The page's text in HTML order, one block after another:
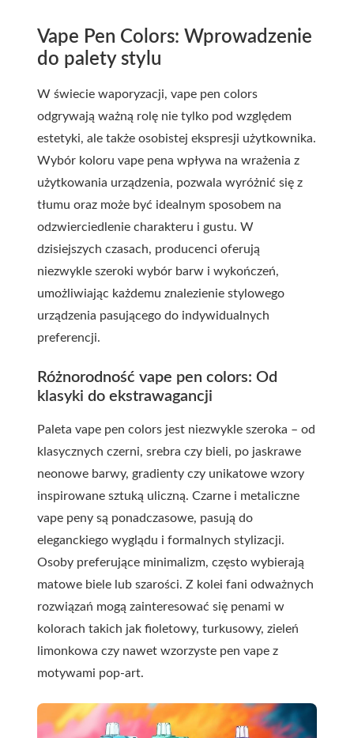
Vape Pen Colors: Wprowadzenie
do palety stylu
W świecie waporyzacji, vape pen colors
odgrywają ważną rolę nie tylko pod względem
estetyki, ale także osobistej ekspresji użytkownika.
Wybór koloru vape pena wpływa na wrażenia z
użytkowania urządzenia, pozwala wyróżnić się z
tłumu oraz może być idealnym sposobem na
odzwierciedlenie charakteru i gustu. W
dzisiejszych czasach, producenci oferują
niezwykle szeroki wybór barw i wykończeń,
umożliwiając każdemu znalezienie stylowego
urządzenia pasującego do indywidualnych
preferencji.
Różnorodność vape pen colors: Od
klasyki do ekstrawagancji
Paleta vape pen colors jest niezwykle szeroka – od
klasycznych czerni, srebra czy bieli, po jaskrawe
neonowe barwy, gradienty czy unikatowe wzory
inspirowane sztuką uliczną. Czarne i metaliczne
vape peny są ponadczasowe, pasują do
eleganckiego wyglądu i formalnych stylizacji.
Osoby preferujące minimalizm, często wybierają
matowe biele lub szarości. Z kolei fani odważnych
rozwiązań mogą zainteresować się penami w
kolorach takich jak fioletowy, turkusowy, zieleń
limonkowa czy nawet wzorzyste pen vape z
motywami pop-art.